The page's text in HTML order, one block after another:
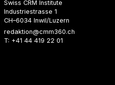
Swiss CRM Institute
Industriestrasse 1
CH–6034 Inwil/Luzern
redaktion@cmm360.ch
T: +41 44 419 22 01